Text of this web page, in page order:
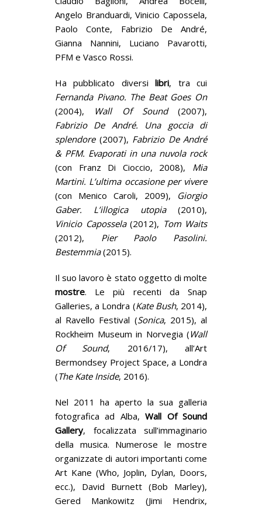
Angelo Branduardi, Vinicio Capossela,
Paolo Conte, Fabrizio De André,
Gianna Nannini, Luciano Pavarotti,
PFM e Vasco Rossi.
Ha pubblicato diversilibri, tra cui
Fernanda Pivano. The Beat Goes On
(2004),
Wall Of Sound (2007),
Fabrizio De André. Una goccia di
splendore (2007), Fabrizio De André
& PFM. Evaporati in una nuvola rock
(con Franz Di Cioccio, 2008), Mia
Martini. L’ultima occasione per vivere
(con Menico Caroli, 2009), Giorgio
Gaber. L’illogica utopia (2010),
Vinicio Capossela (2012), Tom Waits
(2012), Pier Paolo Pasolini.
Bestemmia(2015).
Il suo lavoro è stato oggetto di molte
mostre. Le più recenti da Snap
Galleries, a Londra (Kate Bush, 2014),
al Ravello Festival (Sonica, 2015), al
Rockheim Museum in Norvegia ( Wall
Of Sound, 2016/17), all’Art
Bermondsey Project Space, a Londra
(The Kate Inside, 2016).
Nel 2011 ha aperto la sua galleria
fotografica ad Alba,Wall Of Sound
Gallery, focalizzata sull’immaginario
della musica. Numerose le mostre
organizzate di autori importanti come
Art Kane (Who, Joplin, Dylan, Doors,
ecc.), David Burnett (Bob Marley),
Gered Mankowitz (Jimi Hendrix,